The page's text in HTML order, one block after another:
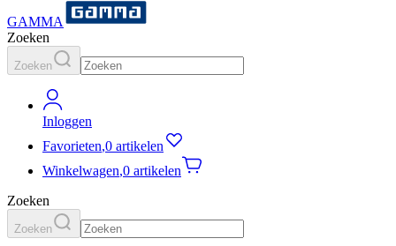
GAMMA
Zoeken
Zoeken
Inloggen
Favorieten,0 artikelen
Winkelwagen,0 artikelen
Zoeken
Zoeken